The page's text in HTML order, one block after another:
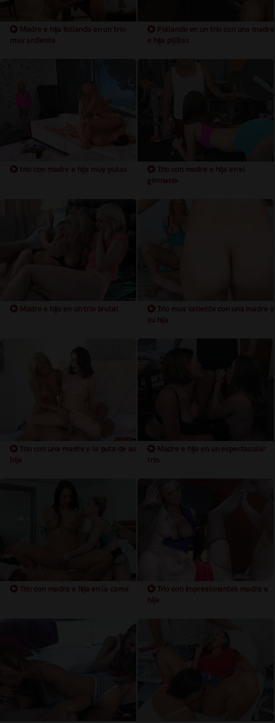
Madre e hija follando en un trio
muy ardiente
Follando en un trio con una madre
e hija pijillas
trio con madre e hija muy putas
Trio con madre e hija en el
gimnasio
Madre e hija en un trio brutal
Trio muy caliente con una madre y
su hija
Trio con una madre y la puta de su
hija
Madre e hija en un espectacular
trio
Trío con madre e hija en la cama
Trio con impresionantes madre e
hija